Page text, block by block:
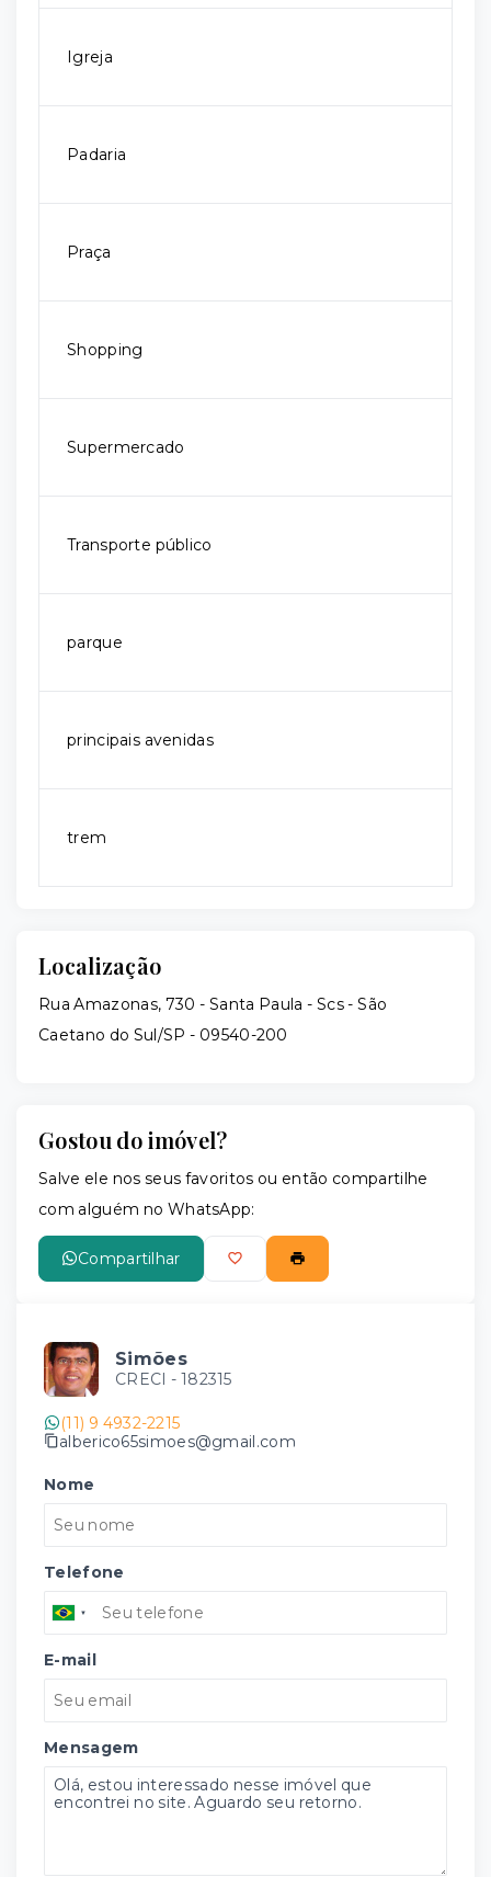
Igreja
Padaria
Praça
Shopping
Supermercado
Transporte público
parque
principais avenidas
trem
Localização
Rua Amazonas, 730 - Santa Paula - Scs - São
Caetano do Sul/SP - 09540-200
Gostou do imóvel?
Salve ele nos seus favoritos ou então compartilhe
com alguém no WhatsApp:
Compartilhar
Simões
CRECI - 182315
(11) 9 4932-2215
alberico65simoes@gmail.com
Nome
Telefone
E-mail
Mensagem